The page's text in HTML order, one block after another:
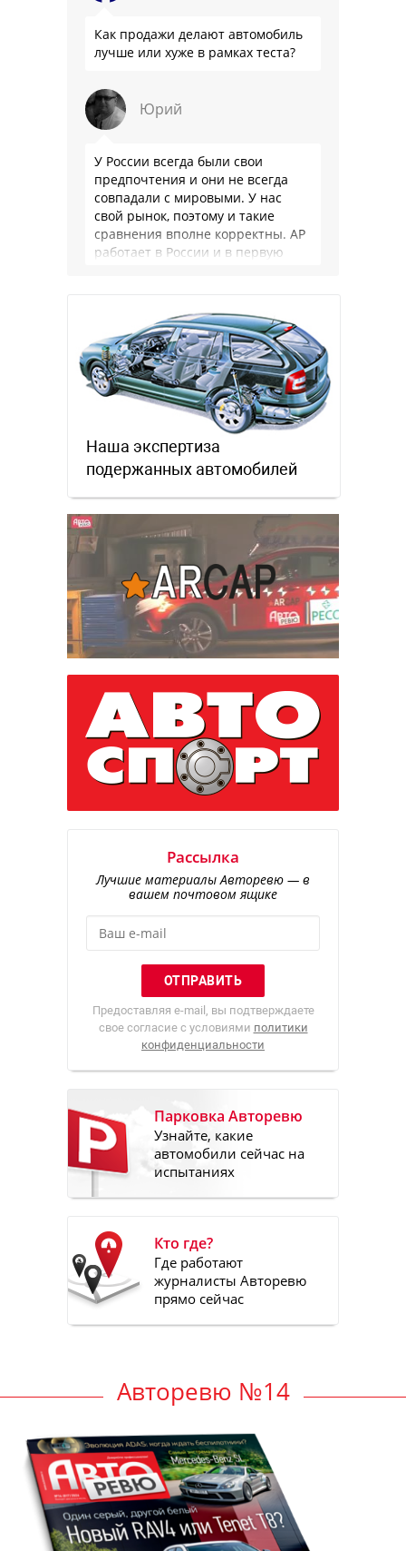
Как продажи делают автомобиль
лучше или хуже в рамках теста?
Юрий
У России всегда были свои
предпочтения и они не всегда
совпадали с мировыми. У нас
свой рынок, поэтому и такие
сравнения вполне корректны. АР
работает в России и в первую
Наша экспертиза
подержанных автомобилей
Рассылка
Лучшие материалы Авторевю — в
вашем почтовом ящике
Предоставляя e-mail, вы подтверждаете
свое согласие с условиями политики
конфиденциальности
Парковка Авторевю
Узнайте, какие
автомобили сейчас на
испытаниях
Кто где?
Где работают
журналисты Авторевю
прямо сейчас
Авторевю №14